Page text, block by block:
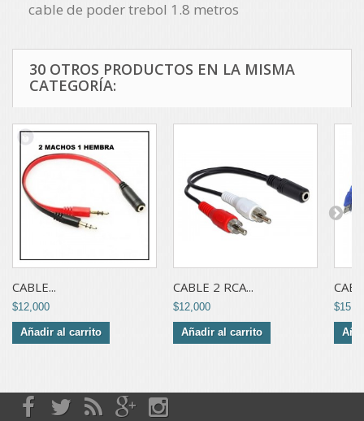
cable de poder trebol 1.8 metros
30 OTROS PRODUCTOS EN LA MISMA
CATEGORÍA:
CABLE...
$12,000
Añadir al carrito
CABLE 2 RCA...
$12,000
Añadir al carrito